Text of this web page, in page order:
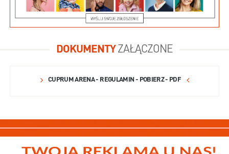
DOKUMENTYZAŁĄCZONE
CUPRUM ARENA - REGULAMIN - POBIERZ - PDF